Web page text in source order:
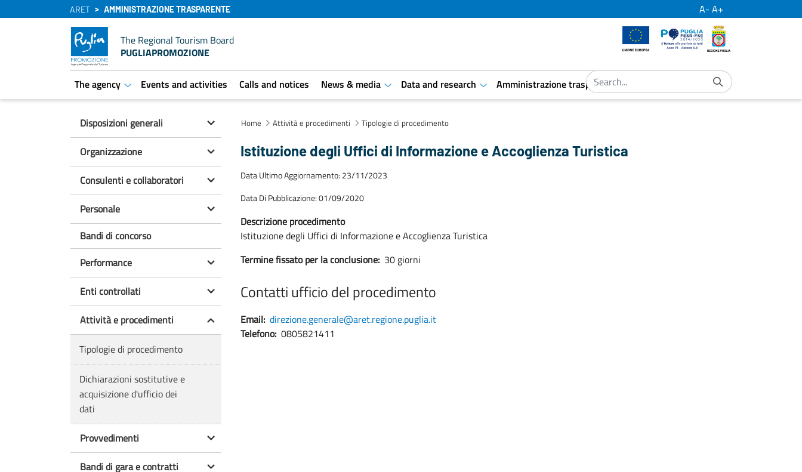
ARET AMMINISTRAZIONE TRASPARENTE A- A+
The Regional Tourism Board
PUGLIAPROMOZIONE
European UnionPor Puglia
The agency
aret.open.submenu
Events and activities Calls and notices News & media
aret.open.submenu
Data and research
aret.open.submenu
Amministrazione trasparente
aret.open.submenu
Disposizioni generali
Organizzazione
Consulenti e collaboratori
Personale
Bandi di concorso
Performance
Enti controllati
Attività e procedimenti
Tipologie di procedimento
Dichiarazioni sostitutive e
acquisizione d'ufficio dei
dati
Provvedimenti
Bandi di gara e contratti
Home Attività e procedimenti Tipologie di procedimento
Istituzione degli Uffici di Informazione e Accoglienza Turistica
Data Ultimo Aggiornamento: 23/11/2023
Data Di Pubblicazione: 01/09/2020
Descrizione procedimento
Istituzione degli Uffici di Informazione e Accoglienza Turistica
Termine fissato per la conclusione: 30 giorni
Contatti ufficio del procedimento
Email: direzione.generale@aret.regione.puglia.it
Telefono: 0805821411